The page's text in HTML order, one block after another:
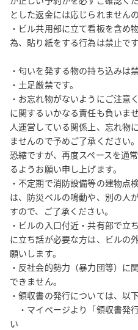
とした返金には応じられません
・ビル共用部に立て看板を含め
為、貼り紙をする行為は禁止です
・匂いを発する物の持ち込みは禁
・土足厳禁です。
・お忘れ物がないようにご注意
に関するいかなる責任も負いま
人運営している関係上、忘れ物
ませんので予めご了承ください
恐縮ですが、再度スペースを通
るようお願い申し上げます。
・不定期で消防設備等の建物点
は、防災ベルの鳴動や、別の人
すので、ご了承ください。
・ビルの入口付近・共有部で立
に立ち話が必要な方は、ビルの
願いします。
・反社会的勢力（暴力団等）に
できません。
・領収書の発行については、以
・マイページより「領収書発
い